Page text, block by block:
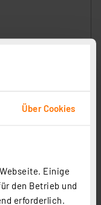
Über Cookies
Einige
den Betrieb und
erforderlich.
YARN GLOBE,
12.49 CHF
zzgl. MwSt.